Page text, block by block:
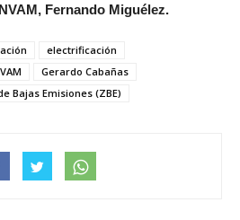
Fernando Miguélez.
electrificación
Gerardo Cabañas
Bajas Emisiones (ZBE)